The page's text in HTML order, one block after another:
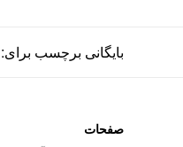
بایگانی برچسب
صفحات